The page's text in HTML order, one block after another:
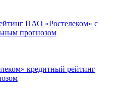
ПАО «Ростелеком» с
прогнозом
кредитный рейтинг